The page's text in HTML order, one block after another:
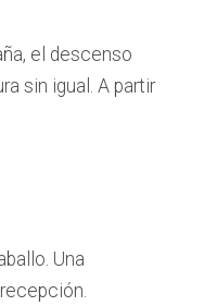
el descenso
sin igual. A partir
Una